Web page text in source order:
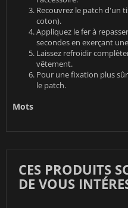
Recouvrez le patch d'un
coton).
Appliquez le fer à
secondes en exerçant
Laissez refroidir
vêtement.
Pour une fixation plus
le patch.
Mots
CES PRODUITS
DE VOUS